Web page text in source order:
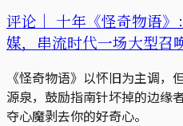
评论｜ 十年《怪奇物语
媒，串流时代一场大型召
《怪奇物语》以怀旧为主调
源泉，鼓励指南针坏掉的边缘
夺心魔剥去你的好奇心。